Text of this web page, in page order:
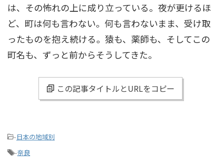
は、その怖れの上に成り立っている。夜が更けるほ
ど、町は何も言わない。何も言わないまま、受け取
ったものを抱え続ける。猿も、薬師も、そしてこの
町名も、ずっと前からそうしてきた。
この記事タイトルとURLをコピー
-日本の地域別
-奈良